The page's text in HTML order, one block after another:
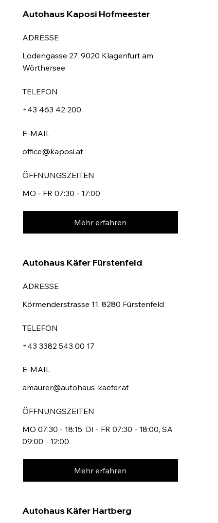
Autohaus Kaposi Hofmeester
ADRESSE
Lodengasse 27, 9020 Klagenfurt am
Wörthersee
TELEFON
+43 463 42 200
E-MAIL
office@kaposi.at
ÖFFNUNGSZEITEN
MO - FR 07:30 - 17:00
Mehr erfahren
Autohaus Käfer Fürstenfeld
ADRESSE
Körmenderstrasse 11, 8280 Fürstenfeld
TELEFON
+43 3382 543 00 17
E-MAIL
amaurer@autohaus-kaefer.at
ÖFFNUNGSZEITEN
MO 07:30 - 18:15, DI - FR 07:30 - 18:00, SA
09:00 - 12:00
Mehr erfahren
Autohaus Käfer Hartberg